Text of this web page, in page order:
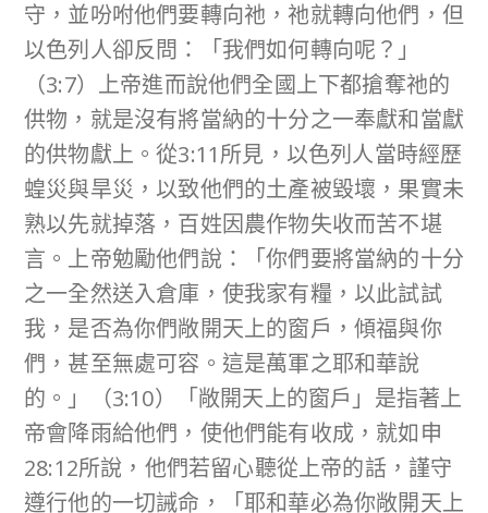
守，並吩咐他們要轉向祂，祂就轉向他們，但
以色列人卻反問：「我們如何轉向呢？」
（3:7）上帝進而說他們全國上下都搶奪祂的
供物，就是沒有將當納的十分之一奉獻和當獻
的供物獻上。從3:11所見，以色列人當時經歷
蝗災與旱災，以致他們的土產被毀壞，果實未
熟以先就掉落，百姓因農作物失收而苦不堪
言。上帝勉勵他們說：「你們要將當納的十分
之一全然送入倉庫，使我家有糧，以此試試
我，是否為你們敞開天上的窗戶，傾福與你
們，甚至無處可容。這是萬軍之耶和華說
的。」（3:10）「敞開天上的窗戶」是指著上
帝會降雨給他們，使他們能有收成，就如申
28:12所說，他們若留心聽從上帝的話，謹守
遵行他的一切誡命，「耶和華必為你敞開天上